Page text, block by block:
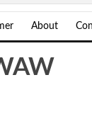
About